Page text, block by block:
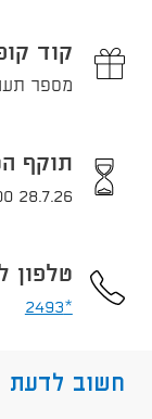
קוד
מספר
תוקף
28.7.26 21:00
טלפון
*2493
חשוב לדעת